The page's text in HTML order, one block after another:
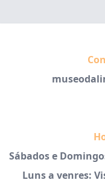
Sábados e
Luns a venres: